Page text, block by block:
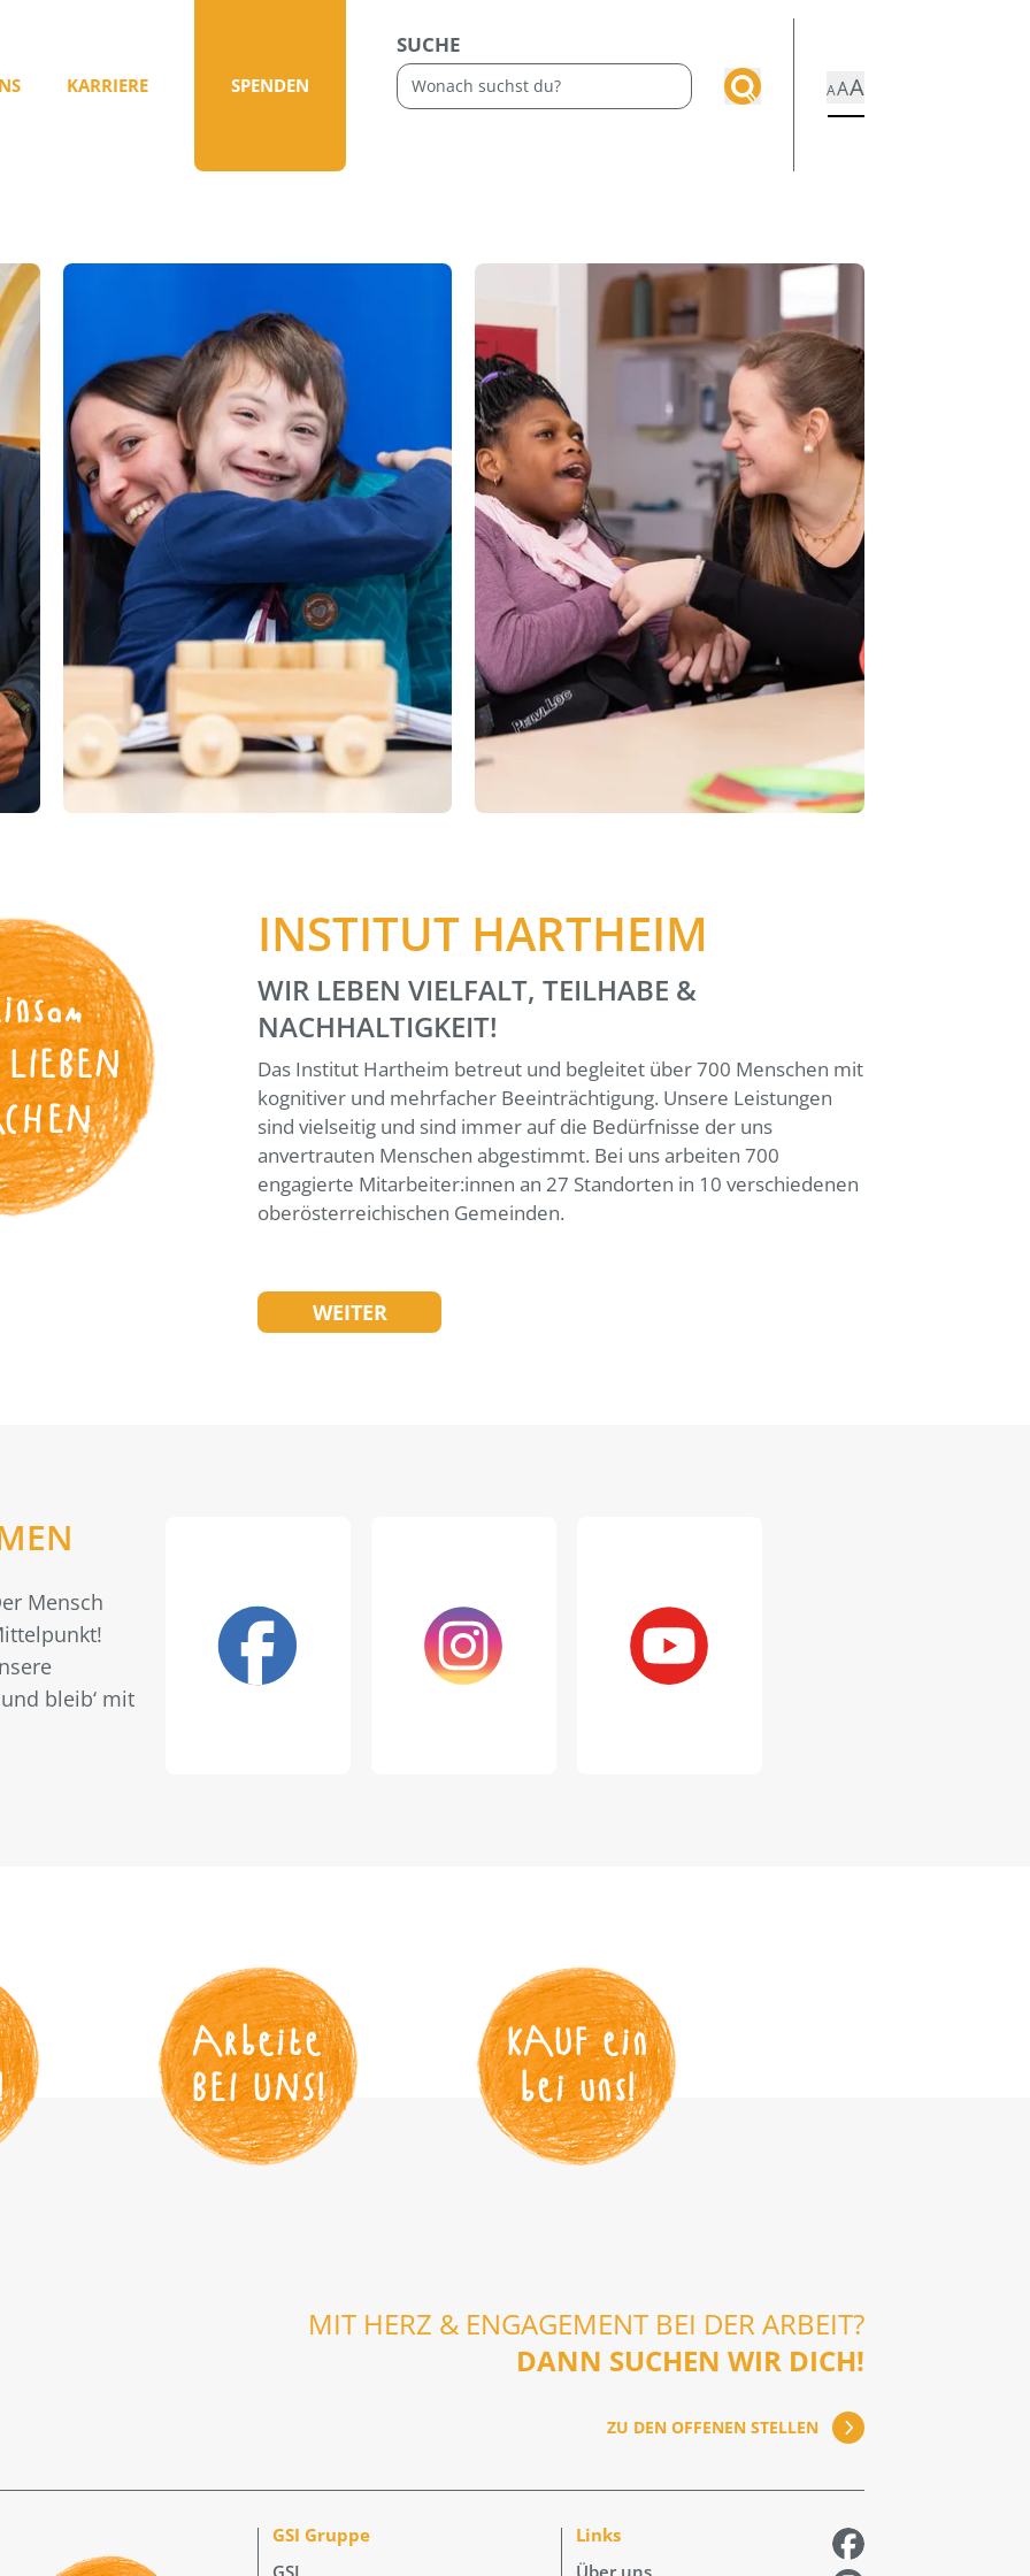
KARRIERE SPENDEN
SUCHE
AAA
INSTITUT HARTHEIM
WIR LEBEN VIELFALT, TEILHABE &
NACHHALTIGKEIT!
Das Institut Hartheim betreut und begleitet über 700 Menschen mit
kognitiver und mehrfacher Beeinträchtigung. Unsere Leistungen
sind vielseitig und sind immer auf die Bedürfnisse der uns
anvertrauten Menschen abgestimmt. Bei uns arbeiten 700
engagierte Mitarbeiter:innen an 27 Standorten in 10 verschiedenen
oberösterreichischen Gemeinden.
WEITER
Mensch
bleib‘ mit
Arbeite
BEI UNS!
KAUF ein
bei uns!
MIT HERZ & ENGAGEMENT BEI DER ARBEIT?
DANN SUCHEN WIR DICH!
ZU DEN OFFENEN STELLEN
GSI Gruppe
Links